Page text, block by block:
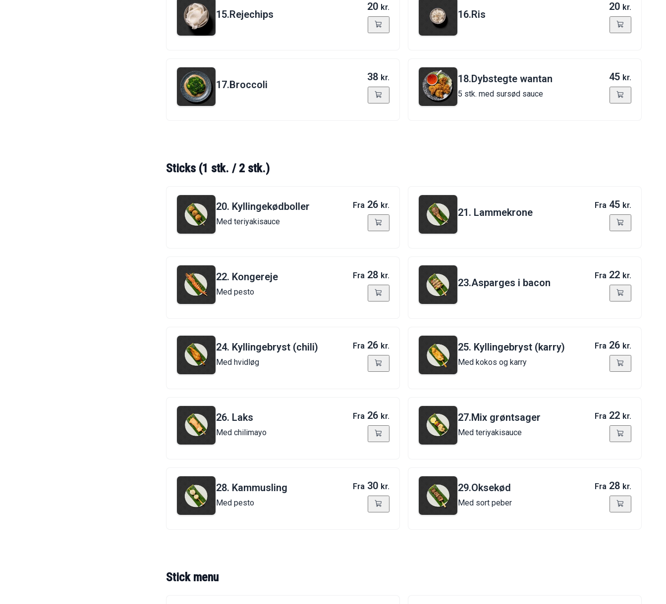
15.Rejechips
20 kr.
16.Ris
20 kr.
17.Broccoli
38 kr. 18.Dybstegte wantan
5 stk. med sursød sauce
45 kr.
Sticks (1 stk. / 2 stk.)
20. Kyllingekødboller
Med teriyakisauce
Fra 26 kr.
21. Lammekrone
Fra 45 kr.
22. Kongereje
Med pesto
Fra 28 kr.
23.Asparges i bacon
Fra 22 kr.
24. Kyllingebryst (chili)
Med hvidløg
Fra 26 kr. 25. Kyllingebryst (karry)
Med kokos og karry
Fra 26 kr.
26. Laks
Med chilimayo
Fra 26 kr. 27.Mix grøntsager
Med teriyakisauce
Fra 22 kr.
28. Kammusling
Med pesto
Fra 30 kr. 29.Oksekød
Med sort peber
Fra 28 kr.
Stick menu